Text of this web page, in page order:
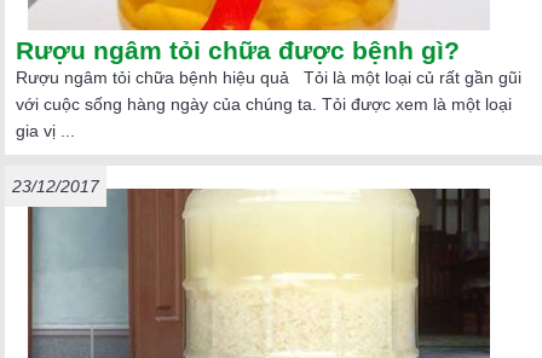
Rượu ngâm tỏi chữa được bệnh gì?
Rượu ngâm tỏi chữa bệnh hiệu quả Tỏi là một loại củ rất gần gũi
với cuộc sống hàng ngày của chúng ta. Tỏi được xem là một loại
gia vị ...
23/12/2017